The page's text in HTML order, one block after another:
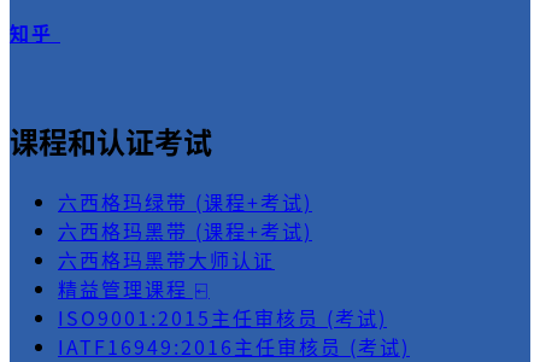
知乎
课程和认证考试
六西格玛绿带 (课程+考试)
六西格玛黑带 (课程+考试)
六西格玛黑带大师认证
精益管理课程 ⍇
ISO9001:2015主任审核员 (考试)
IATF16949:2016主任审核员 (考试)